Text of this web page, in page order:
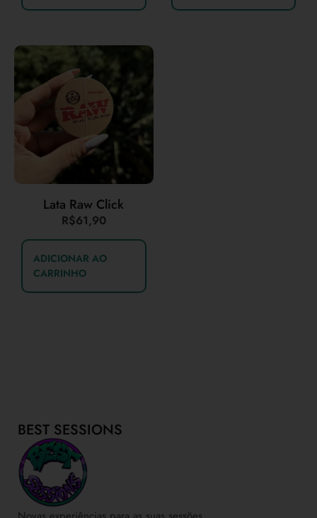
Lata Raw Click
R$61,90
ADICIONAR AO
CARRINHO
BEST SESSIONS